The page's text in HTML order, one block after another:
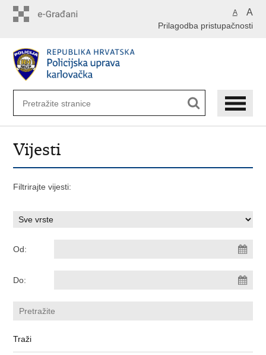
A A
Prilagodba pristupačnosti
Vijesti
Filtrirajte vijesti:
Od:
Do: